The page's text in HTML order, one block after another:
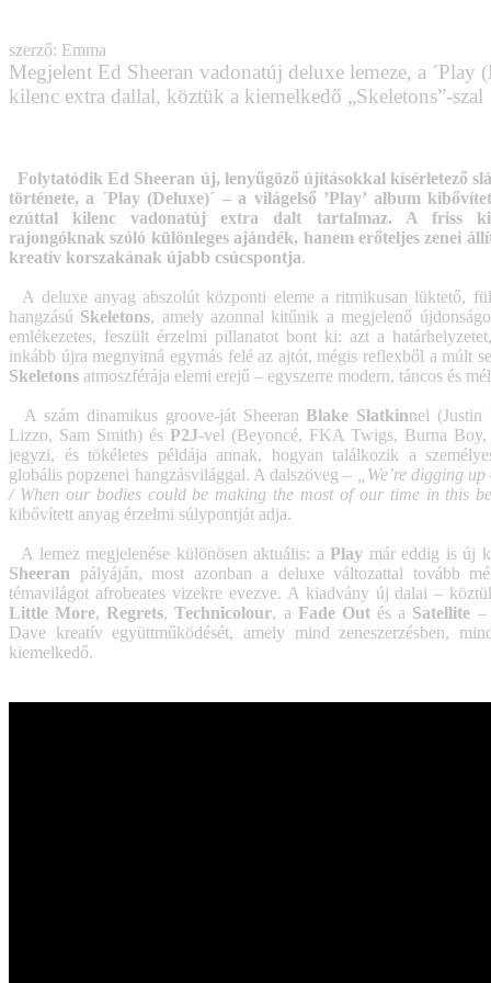
szerző: Emma
Megjelent Ed Sheeran vadonatúj deluxe lemeze, a ´Play
kilenc extra dallal, köztük a kiemelkedő „Skeletons”-szal
Folytatódik Ed Sheeran új, lenyűgöző újításokkal kísérletező
története, a ´Play (Deluxe)´ – a világelső ’Play’ album
ezúttal kilenc vadonatúj extra dalt tartalmaz. A friss
rajongóknak szóló különleges ajándék, hanem erőteljes zenei
kreatív korszakának újabb csúcspontja.
A deluxe anyag abszolút központi eleme a ritmikusan lüktető,
hangzású Skeletons, amely azonnal kitűnik a megjelenő
emlékezetes, feszült érzelmi pillanatot bont ki: azt a
inkább újra megnyitná egymás felé az ajtót, mégis reflexből a múlt
Skeletons atmoszférája elemi erejű – egyszerre modern, táncos és
A szám dinamikus groove-ját SheeranBlake Slatkinnel
Lizzo, Sam Smith) és P2J-vel (Beyoncé, FKA Twigs, Burna Boy,
jegyzi, és tökéletes példája annak, hogyan találkozik a
globális popzenei hangzásvilággal. A dalszöveg –
„We’re digging
/ When our bodies could be making the most of our time in this
kibővített anyag érzelmi súlypontját adja.
A lemez megjelenése különösen aktuális: aPlay már eddig is új
Sheeran pályáján, most azonban a deluxe változattal tovább
témavilágot afrobeates vizekre evezve. A kiadvány új dalai –
Little More,Regrets,Technicolour, a Fade Outés a Satellite –
Dave kreatív együttműködését, amely mind zeneszerzésben,
kiemelkedő.